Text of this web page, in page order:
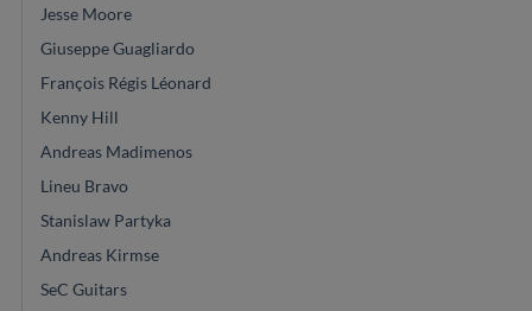
Jesse Moore
Giuseppe Guagliardo
François Régis Léonard
Kenny Hill
Andreas Madimenos
Lineu Bravo
Stanislaw Partyka
Andreas Kirmse
SeC Guitars